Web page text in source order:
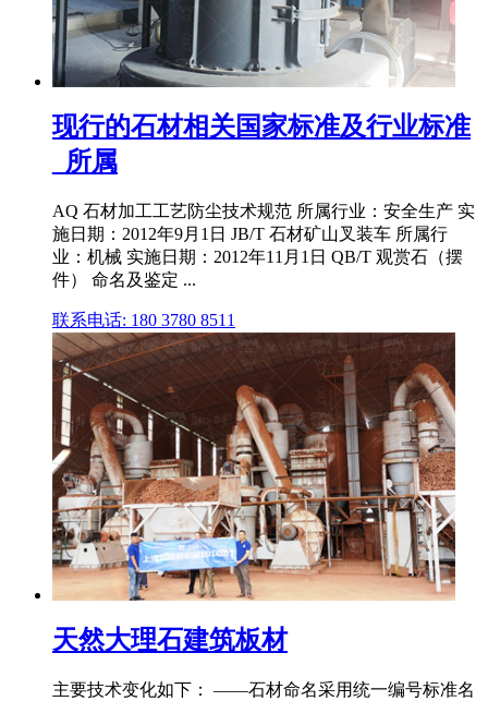
现行的石材相关国家标准及行业标准
_所属
AQ 石材加工工艺防尘技术规范 所属行业：安全生产 实
施日期：2012年9月1日 JB/T 石材矿山叉装车 所属行
业：机械 实施日期：2012年11月1日 QB/T 观赏石（摆
件） 命名及鉴定 ...
联系电话: 180 3780 8511
天然大理石建筑板材
主要技术变化如下： ——石材命名采用统一编号标准名